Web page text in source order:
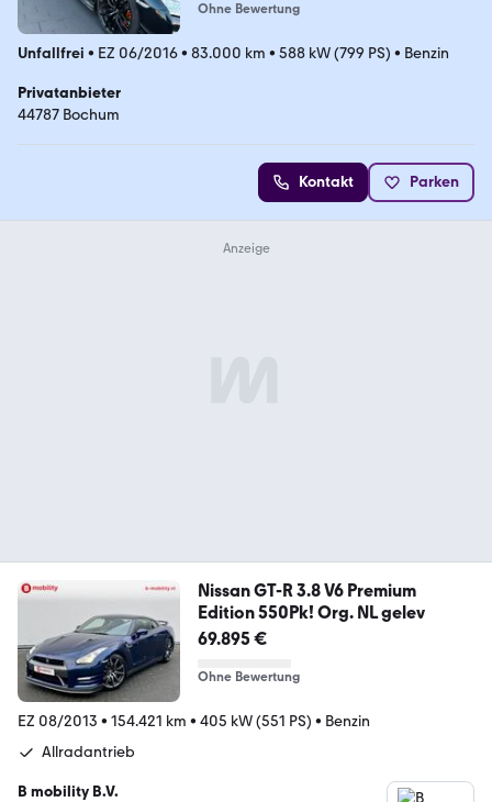
Ohne Bewertung
Unfallfrei • EZ 06/2016• 83.000 km • 588 kW (799 PS) • Benzin
Privatanbieter
44787 Bochum
Kontakt Parken
Nissan GT-R 3.8 V6 Premium
Edition 550Pk! Org. NL gelev
69.895 €
Ohne Bewertung
EZ 08/2013 • 154.421 km • 405 kW (551 PS) • Benzin
Allradantrieb
B mobility B.V.